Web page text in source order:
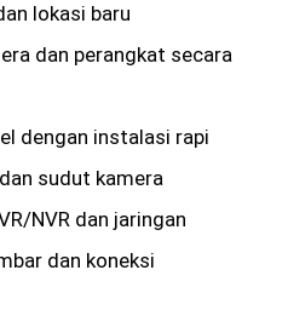
lokasi baru
dan perangkat secara
dengan instalasi rapi
sudut kamera
NVR dan jaringan
dan koneksi